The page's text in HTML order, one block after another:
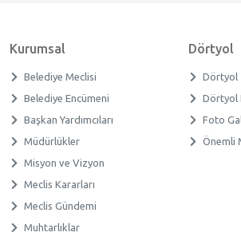
Kurumsal
Belediye Meclisi
Belediye Encümeni
Başkan Yardımcıları
Müdürlükler
Misyon ve Vizyon
Meclis Kararları
Meclis Gündemi
Muhtarlıklar
Dörtyol
Dörtyol
Dörtyol
Foto
Önemli